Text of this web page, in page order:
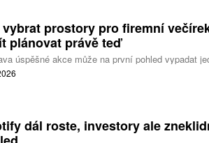
prostory pro firemní
plánovat právě teď
úspěšné akce může na první pohled vypadat
dál roste, investory ale